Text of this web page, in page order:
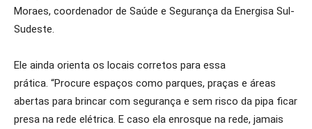
Moraes, coordenador de Saúde e Segurança da Energisa Sul-
Sudeste.
Ele ainda orienta os locais corretos para essa
prática. “Procure espaços como parques, praças e áreas
abertas para brincar com segurança e sem risco da pipa ficar
presa na rede elétrica. E caso ela enrosque na rede, jamais